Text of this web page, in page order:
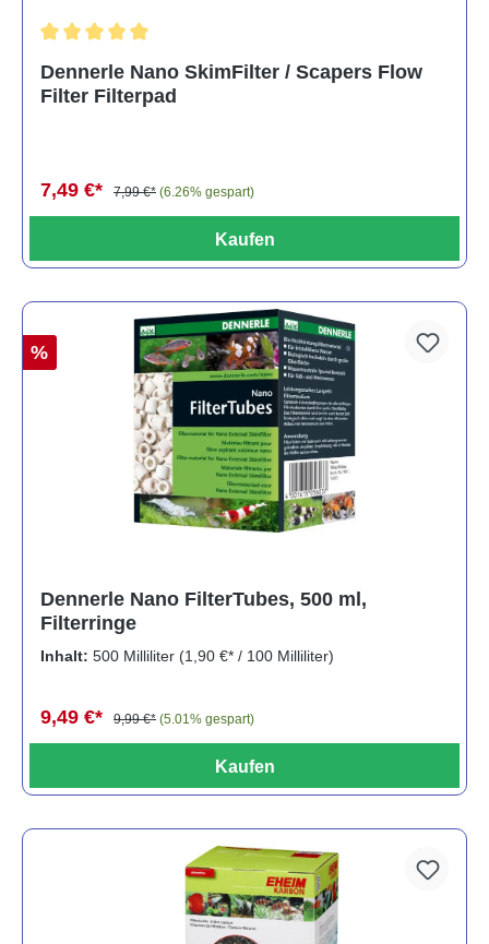
Dennerle Nano SkimFilter / Scapers Flow
Filter Filterpad
7,49 €* 7,99 €* (6.26% gespart)
Kaufen
%
Dennerle Nano FilterTubes, 500 ml,
Filterringe
Inhalt: 500 Milliliter (1,90 €* / 100 Milliliter)
9,49 €* 9,99 €* (5.01% gespart)
Kaufen